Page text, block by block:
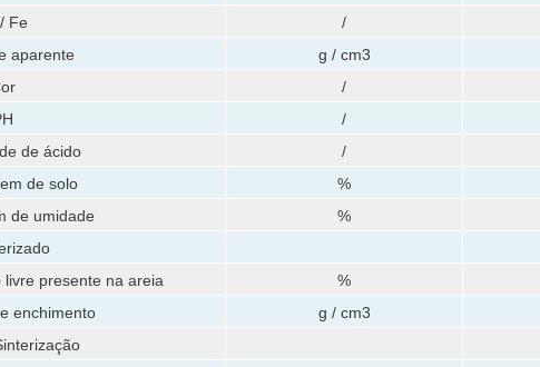
Fe
/
aparente
g / cm3
/
/
de ácido
/
de solo
%
de umidade
%
presente na areia
%
enchimento
g / cm3